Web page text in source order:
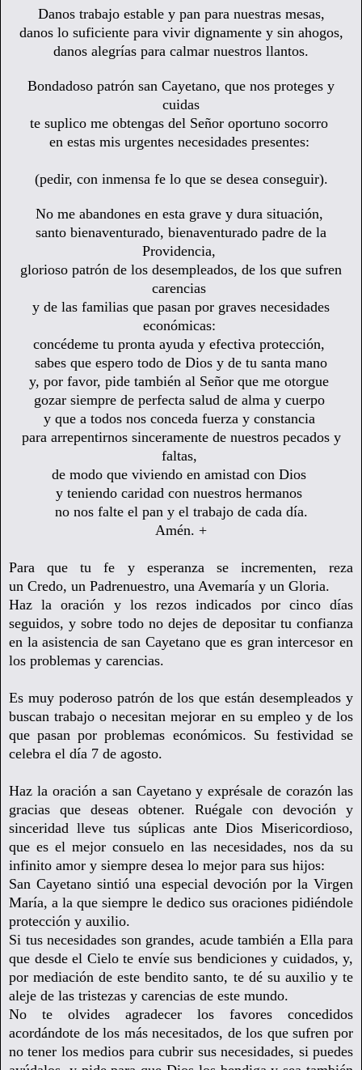
Danos trabajo estable y pan para nuestras mesas,
danos lo suficiente para vivir dignamente y sin ahogos,
danos alegrías para calmar nuestros llantos.
Bondadoso patrón san Cayetano, que nos proteges y
cuidas
te suplico me obtengas del Señor oportuno socorro
en estas mis urgentes necesidades presentes:
(pedir, con inmensa fe lo que se desea conseguir).
No me abandones en esta grave y dura situación,
santo bienaventurado, bienaventurado padre de la
Providencia,
glorioso patrón de los desempleados, de los que sufren
carencias
y de las familias que pasan por graves necesidades
económicas:
concédeme tu pronta ayuda y efectiva protección,
sabes que espero todo de Dios y de tu santa mano
y, por favor, pide también al Señor que me otorgue
gozar siempre de perfecta salud de alma y cuerpo
y que a todos nos conceda fuerza y constancia
para arrepentirnos sinceramente de nuestros pecados y
faltas,
de modo que viviendo en amistad con Dios
y teniendo caridad con nuestros hermanos
no nos falte el pan y el trabajo de cada día.
Amén. +
Para que tu fe y esperanza se incrementen, reza
un Credo, un Padrenuestro, una Avemaría y un Gloria.
Haz la oración y los rezos indicados por cinco días
seguidos, y sobre todo no dejes de depositar tu confianza
en la asistencia de san Cayetano que es gran intercesor en
los problemas y carencias.
Es muy poderoso patrón de los que están desempleados y
buscan trabajo o necesitan mejorar en su empleo y de los
que pasan por problemas económicos. Su festividad se
celebra el día 7 de agosto.
Haz la oración a san Cayetano y exprésale de corazón las
gracias que deseas obtener. Ruégale con devoción y
sinceridad lleve tus súplicas ante Dios Misericordioso,
que es el mejor consuelo en las necesidades, nos da su
infinito amor y siempre desea lo mejor para sus hijos:
San Cayetano sintió una especial devoción por la Virgen
María, a la que siempre le dedico sus oraciones pidiéndole
protección y auxilio.
Si tus necesidades son grandes, acude también a Ella para
que desde el Cielo te envíe sus bendiciones y cuidados, y,
por mediación de este bendito santo, te dé su auxilio y te
aleje de las tristezas y carencias de este mundo.
No te olvides agradecer los favores concedidos
acordándote de los más necesitados, de los que sufren por
no tener los medios para cubrir sus necesidades, si puedes